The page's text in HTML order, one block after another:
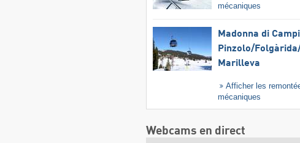
mécaniques
Madonna di
Pinzolo/​
Marilleva
Afficher les
mécaniques
Webcams en direct